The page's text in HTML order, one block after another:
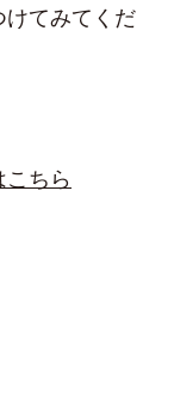
てみてくだ
ちら